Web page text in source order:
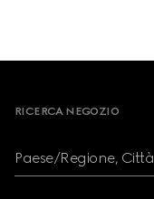
RICERCA NEGOZIO
Paese/Regione, Città